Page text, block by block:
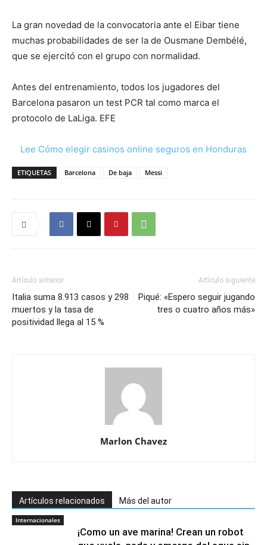
La gran novedad de la convocatoria ante el Eibar tiene
muchas probabilidades de ser la de Ousmane Dembélé,
que se ejercitó con el grupo con normalidad.
Antes del entrenamiento, todos los jugadores del
Barcelona pasaron un test PCR tal como marca el
protocolo de LaLiga. EFE
Lee Cómo elegir casinos online seguros en Honduras
ETIQUETAS Barcelona De baja Messi
Artículo anterior
Italia suma 8.913 casos y 298
muertos y la tasa de
positividad llega al 15 %
Artículo siguiente
Piqué: «Espero seguir jugando
tres o cuatro años más»
Marlon Chavez
Artículos relacionados Más del autor
Internacionales
¡Como un ave marina! Crean un robot